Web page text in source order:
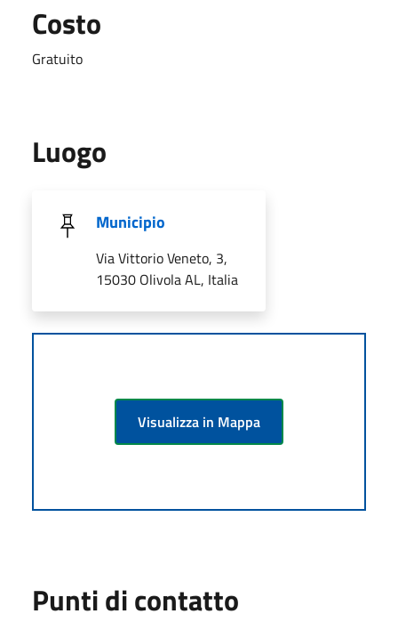
Costo
Gratuito
Luogo
Municipio
Via Vittorio Veneto, 3,
15030 Olivola AL, Italia
Visualizza in Mappa
Punti di contatto